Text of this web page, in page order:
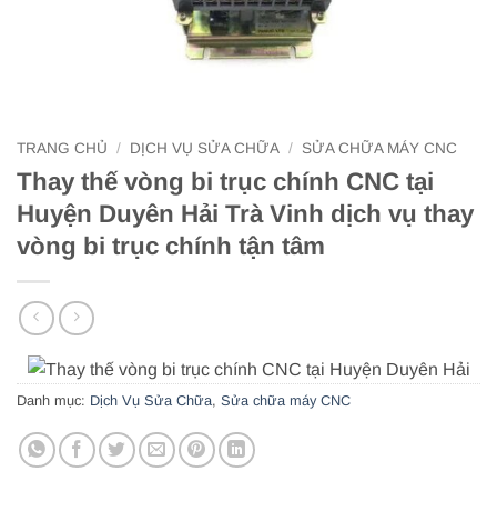
TRANG CHỦ / DỊCH VỤ SỬA CHỮA / SỬA CHỮA MÁY CNC
Thay thế vòng bi trục chính CNC tại
Huyện Duyên Hải Trà Vinh dịch vụ thay
vòng bi trục chính tận tâm
Danh mục: Dịch Vụ Sửa Chữa, Sửa chữa máy CNC